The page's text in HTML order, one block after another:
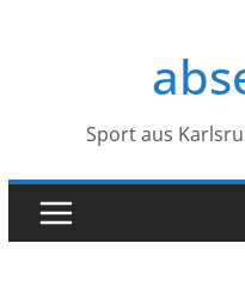
Sport aus